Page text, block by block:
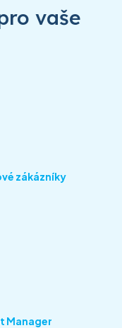
vaše
zákázníky
Manager